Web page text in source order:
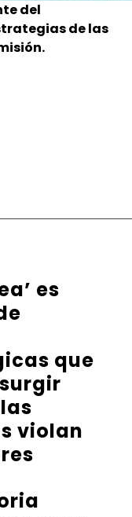
del
de las
es
que
violan